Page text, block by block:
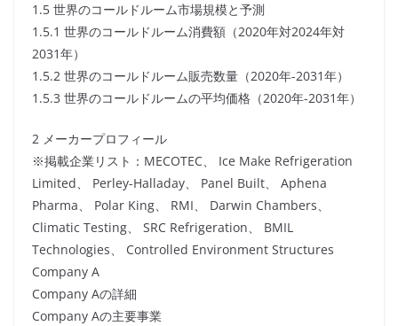
1.5 世界のコールドルーム市場規模と予測
1.5.1 世界のコールドルーム消費額（2020年対2024年対
2031年）
1.5.2 世界のコールドルーム販売数量（2020年-2031年）
1.5.3 世界のコールドルームの平均価格（2020年-2031年）
2 メーカープロフィール
※掲載企業リスト：MECOTEC、 Ice Make Refrigeration
Limited、 Perley-Halladay、 Panel Built、 Aphena
Pharma、 Polar King、 RMI、 Darwin Chambers、
Climatic Testing、 SRC Refrigeration、 BMIL
Technologies、 Controlled Environment Structures
Company A
Company Aの詳細
Company Aの主要事業